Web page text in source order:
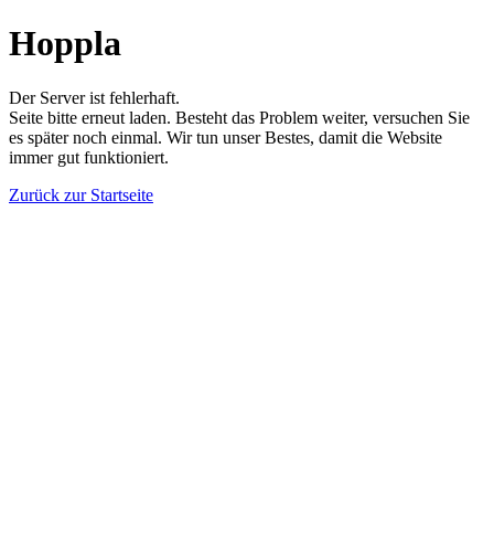
Hoppla
Der Server ist fehlerhaft.
Seite bitte erneut laden. Besteht das Problem weiter, versuchen Sie
es später noch einmal. Wir tun unser Bestes, damit die Website
immer gut funktioniert.
Zurück zur Startseite